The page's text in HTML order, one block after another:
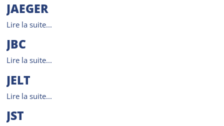
JAEGER
Lire la suite...
JBC
Lire la suite...
JELT
Lire la suite...
JST